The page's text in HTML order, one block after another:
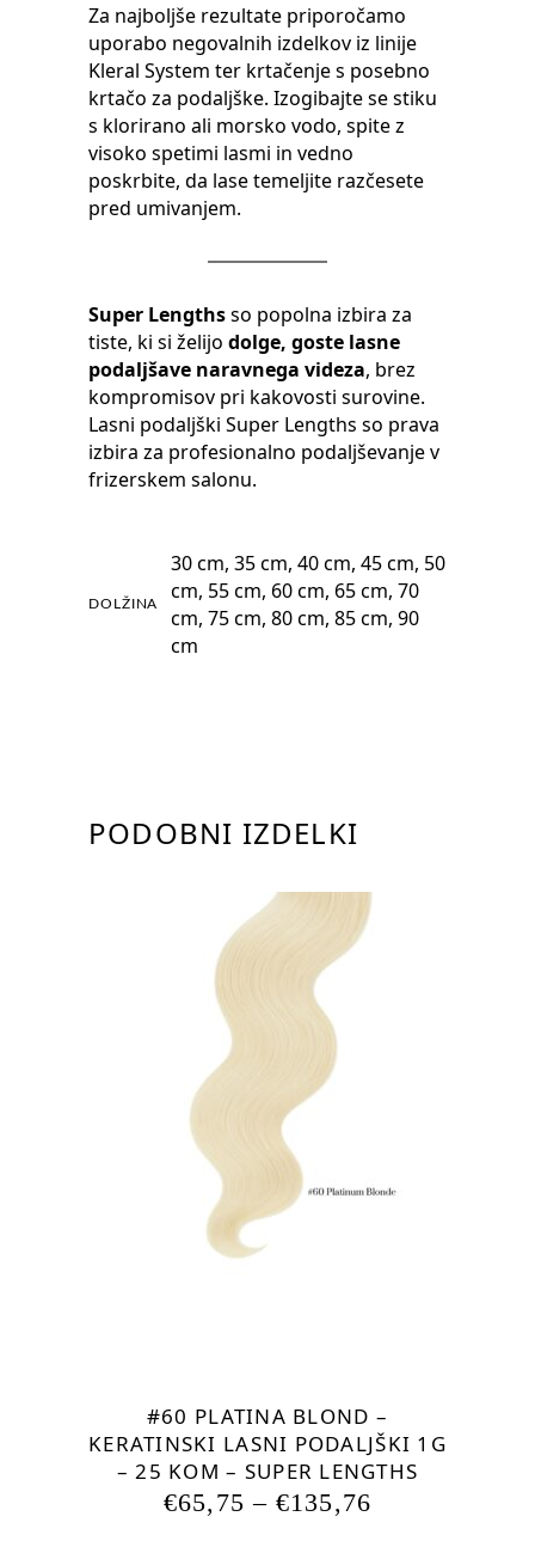
Za najboljše rezultate priporočamo
uporabo negovalnih izdelkov iz linije
Kleral System ter krtačenje s posebno
krtačo za podaljške. Izogibajte se stiku
s klorirano ali morsko vodo, spite z
visoko spetimi lasmi in vedno
poskrbite, da lase temeljite razčesete
pred umivanjem.
Super Lengthsso popolna izbira za
tiste, ki si želijo dolge, goste lasne
podaljšave naravnega videza, brez
kompromisov pri kakovosti surovine.
Lasni podaljški Super Lengths so prava
izbira za profesionalno podaljševanje v
frizerskem salonu.
DOLŽINA
30 cm, 35 cm, 40 cm, 45 cm, 50
cm, 55 cm, 60 cm, 65 cm, 70
cm, 75 cm, 80 cm, 85 cm, 90
cm
PODOBNI IZDELKI
ima
več
#60 PLATINA BLOND –
KERATINSKI LASNI PODALJŠKI 1G
– 25 KOM – SUPER LENGTHS
€65,75 –€135,76